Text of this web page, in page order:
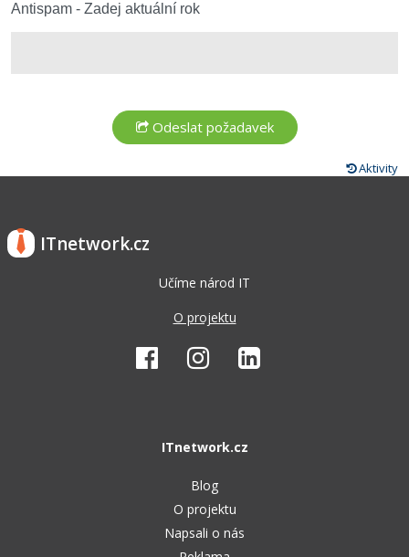
Antispam - Zadej aktuální rok
Aktivity
ITnetwork.cz
Učíme národ IT
O projektu
ITnetwork.cz
Blog
O projektu
Napsali o nás